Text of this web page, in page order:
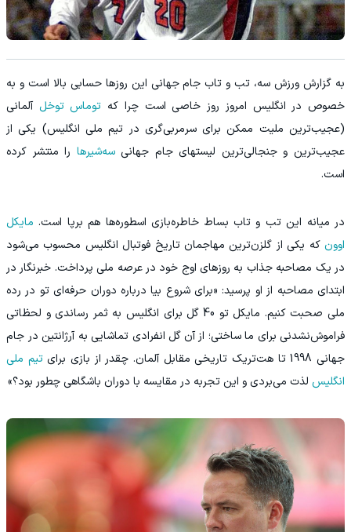
‫به گزارش ورزش سه، تب و تاب جام جهانی این روزها حسابی بالا است و به
خصوص در انگلیس امروز روز خاصی است چرا که توماس توخل آلمانی
(عجیب‌ترین ملیت ممکن برای سرمربی‌گری در تیم ملی انگلیس) یکی از
عجیب‌ترین و جنجالی‌ترین لیستهای جام جهانیسه‌شیرها را منتشر کرده
است.
در میانه این تب و تاب بساط خاطره‌بازی اسطوره‌ها هم برپا است. مایکل
اوون که یکی از گلزن‌ترین مهاجمان تاریخ فوتبال انگلیس محسوب می‌شود
در یک مصاحبه جذاب به روزهای اوج خود در عرصه ملی پرداخت. خبرنگار در
ابتدای مصاحبه از او پرسید: «برای شروع بیا درباره دوران حرفه‌ای تو در رده
ملی صحبت کنیم. مایکل تو 40 گل برای انگلیس به ثمر رساندی و لحظاتی
فراموش‌نشدنی برای ما ساختی؛ از آن گل انفرادی تماشایی به آرژانتین در جام
جهانی 1998 تا هت‌تریک تاریخی مقابل آلمان. چقدر از بازی برای
تیم ملی
انگلیس لذت می‌بردی و این تجربه در مقایسه با دوران باشگاهی چطور بود؟»